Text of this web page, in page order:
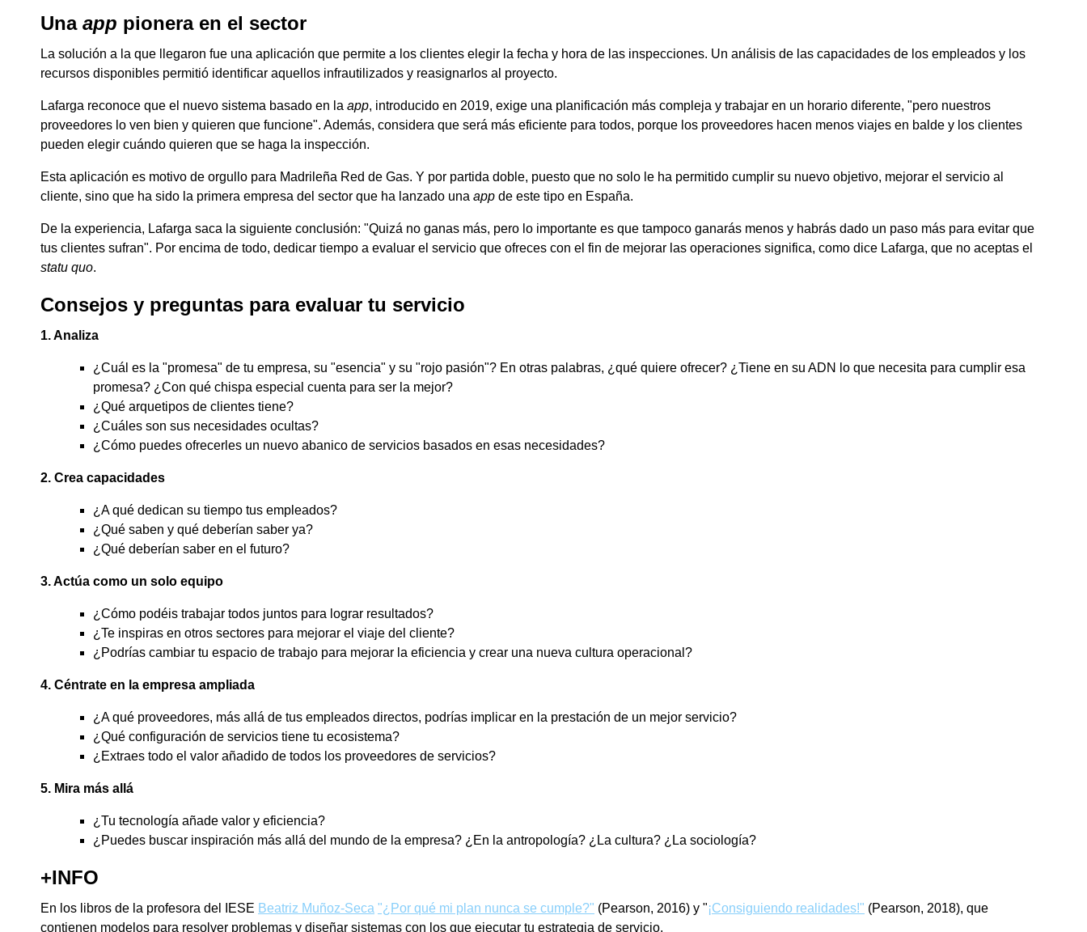
Una app pionera en el sector
La solución a la que llegaron fue una aplicación que permite a los clientes elegir la fecha y hora de las inspecciones. Un análisis de las capacidades de los empleados y los
recursos disponibles permitió identificar aquellos infrautilizados y reasignarlos al proyecto.
Lafarga reconoce que el nuevo sistema basado en la app, introducido en 2019, exige una planificación más compleja y trabajar en un horario diferente, "pero nuestros
proveedores lo ven bien y quieren que funcione". Además, considera que será más eficiente para todos, porque los proveedores hacen menos viajes en balde y los clientes
pueden elegir cuándo quieren que se haga la inspección.
Esta aplicación es motivo de orgullo para Madrileña Red de Gas. Y por partida doble, puesto que no solo le ha permitido cumplir su nuevo objetivo, mejorar el servicio al
cliente, sino que ha sido la primera empresa del sector que ha lanzado una app de este tipo en España.
De la experiencia, Lafarga saca la siguiente conclusión: "Quizá no ganas más, pero lo importante es que tampoco ganarás menos y habrás dado un paso más para evitar que
tus clientes sufran". Por encima de todo, dedicar tiempo a evaluar el servicio que ofreces con el fin de mejorar las operaciones significa, como dice Lafarga, que no aceptas el
statu quo.
Consejos y preguntas para evaluar tu servicio
1. Analiza
¿Cuál es la "promesa" de tu empresa, su "esencia" y su "rojo pasión"? En otras palabras, ¿qué quiere ofrecer? ¿Tiene en su ADN lo que necesita para cumplir esa
promesa? ¿Con qué chispa especial cuenta para ser la mejor?
¿Qué arquetipos de clientes tiene?
¿Cuáles son sus necesidades ocultas?
¿Cómo puedes ofrecerles un nuevo abanico de servicios basados en esas necesidades?
2. Crea capacidades
¿A qué dedican su tiempo tus empleados?
¿Qué saben y qué deberían saber ya?
¿Qué deberían saber en el futuro?
3. Actúa como un solo equipo
¿Cómo podéis trabajar todos juntos para lograr resultados?
¿Te inspiras en otros sectores para mejorar el viaje del cliente?
¿Podrías cambiar tu espacio de trabajo para mejorar la eficiencia y crear una nueva cultura operacional?
4. Céntrate en la empresa ampliada
¿A qué proveedores, más allá de tus empleados directos, podrías implicar en la prestación de un mejor servicio?
¿Qué configuración de servicios tiene tu ecosistema?
¿Extraes todo el valor añadido de todos los proveedores de servicios?
5. Mira más allá
¿Tu tecnología añade valor y eficiencia?
¿Puedes buscar inspiración más allá del mundo de la empresa? ¿En la antropología? ¿La cultura? ¿La sociología?
+INFO
En los libros de la profesora del IESE Beatriz Muñoz-Seca "¿Por qué mi plan nunca se cumple?" (Pearson, 2016) y "¡Consiguiendo realidades!" (Pearson, 2018), que
contienen modelos para resolver problemas y diseñar sistemas con los que ejecutar tu estrategia de servicio.